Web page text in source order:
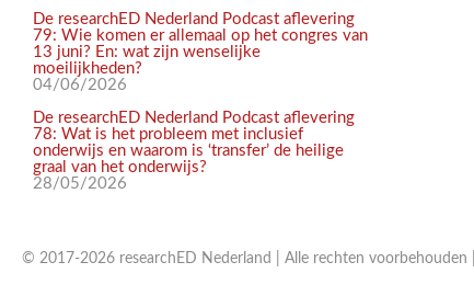
De researchED Nederland Podcast aflevering
79: Wie komen er allemaal op het congres van
13 juni? En: wat zijn wenselijke
moeilijkheden?
04/06/2026
De researchED Nederland Podcast aflevering
78: Wat is het probleem met inclusief
onderwijs en waarom is ‘transfer’ de heilige
graal van het onderwijs?
28/05/2026
© 2017-2026 researchED Nederland | Alle rechten voorbehouden |